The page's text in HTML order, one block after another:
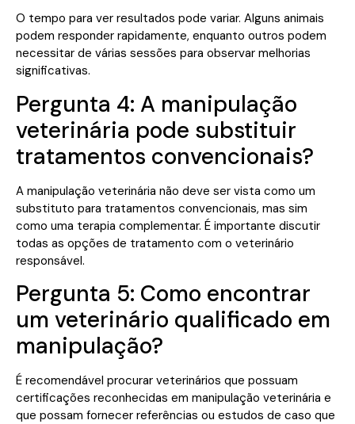
O tempo para ver resultados pode variar. Alguns animais
podem responder rapidamente, enquanto outros podem
necessitar de várias sessões para observar melhorias
significativas.
Pergunta 4: A manipulação
veterinária pode substituir
tratamentos convencionais?
A manipulação veterinária não deve ser vista como um
substituto para tratamentos convencionais, mas sim
como uma terapia complementar. É importante discutir
todas as opções de tratamento com o veterinário
responsável.
Pergunta 5: Como encontrar
um veterinário qualificado em
manipulação?
É recomendável procurar veterinários que possuam
certificações reconhecidas em manipulação veterinária e
que possam fornecer referências ou estudos de caso que